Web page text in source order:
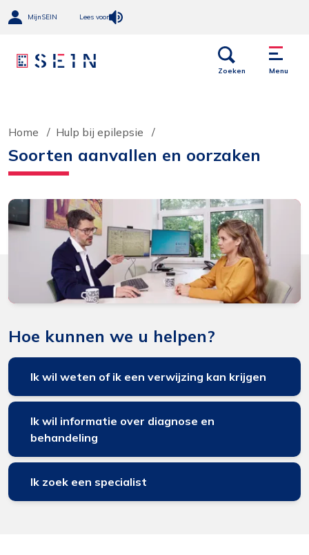
Open
Zoeken
Menu
links
Menu
MijnSEIN Lees voor
Home Hulp bij epilepsie
Soorten aanvallen en oorzaken
Hoe kunnen we u helpen?
Ik wil weten of ik een verwijzing kan krijgen
Ik wil informatie over diagnose en
behandeling
Ik zoek een specialist